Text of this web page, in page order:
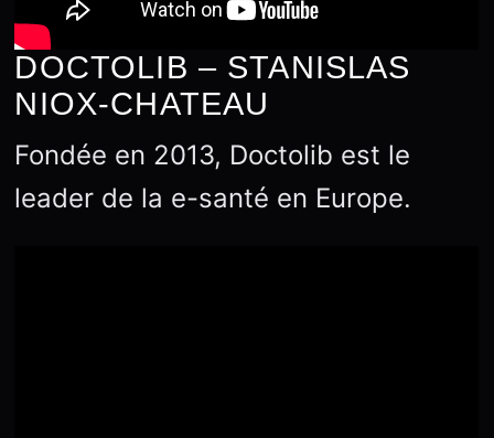
DOCTOLIB – STANISLAS
NIOX-CHATEAU
Fondée en 2013, Doctolib est le
leader de la e-santé en Europe.